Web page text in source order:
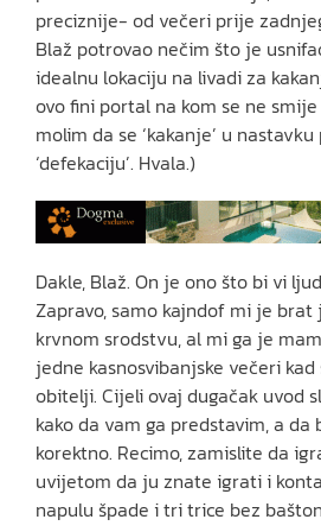
preciznije- od večeri prije
Blaž potrovao nečim što je
idealnu lokaciju na livadi za
ovo fini portal na kom se ne
molim da se ‘kakanje’ u
‘defekaciju’. Hvala.)
Dakle, Blaž. On je ono što bi vi
Zapravo, samo kajndof mi je
krvnom srodstvu, al mi ga je
jedne kasnosvibanjske večeri
obitelji. Cijeli ovaj dugačak uvod
kako da vam ga predstavim, a da
korektno. Recimo, zamislite da
uvijetom da ju znate igrati i
napulu špade i tri trice bez